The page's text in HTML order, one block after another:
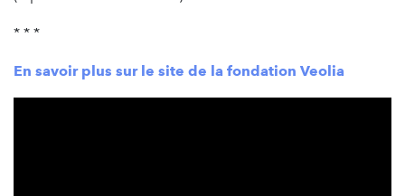
* * *
En savoir plus sur le site de la fondation Veolia